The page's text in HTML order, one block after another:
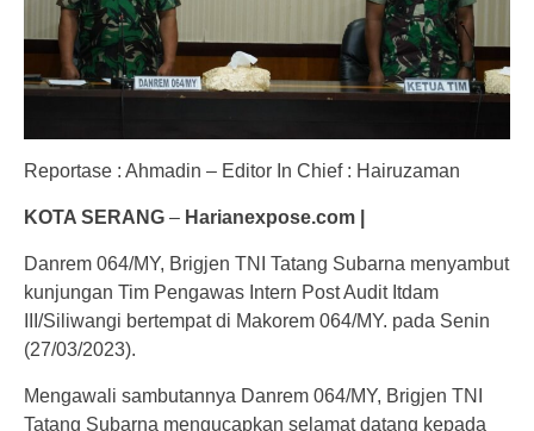
Reportase : Ahmadin – Editor In Chief : Hairuzaman
KOTA SERANG – Harianexpose.com |
Danrem 064/MY, Brigjen TNI Tatang Subarna menyambut
kunjungan Tim Pengawas Intern Post Audit Itdam
III/Siliwangi bertempat di Makorem 064/MY. pada Senin
(27/03/2023).
Mengawali sambutannya Danrem 064/MY, Brigjen TNI
Tatang Subarna mengucapkan selamat datang kepada